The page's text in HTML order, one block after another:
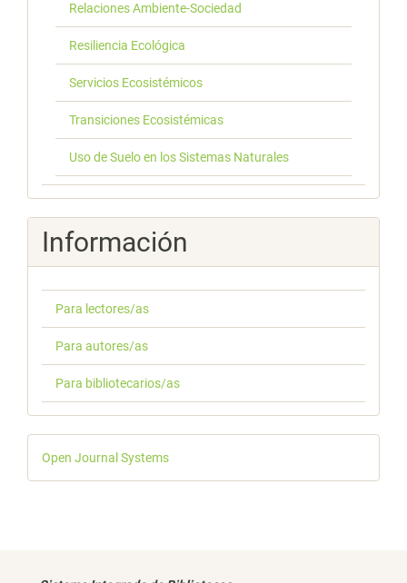
Relaciones Ambiente-Sociedad
Resiliencia Ecológica
Servicios Ecosistémicos
Transiciones Ecosistémicas
Uso de Suelo en los Sistemas Naturales
Información
Para lectores/as
Para autores/as
Para bibliotecarios/as
Desarrollado
por
Open Journal Systems